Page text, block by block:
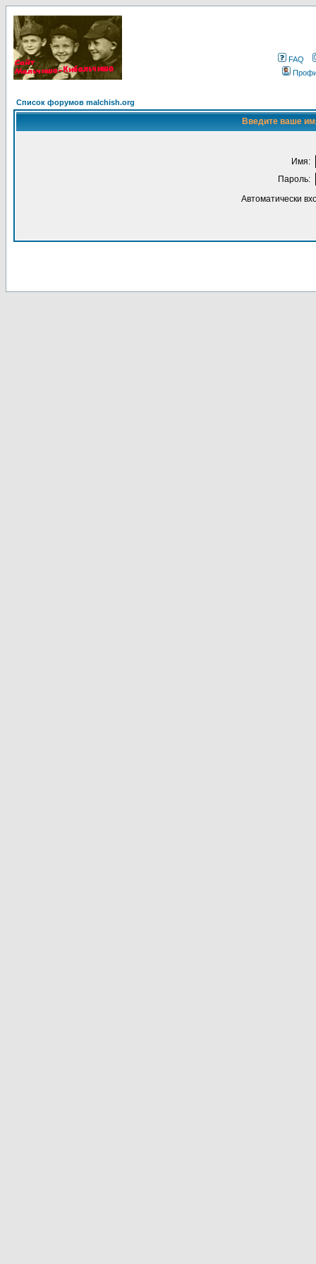
FAQ
Список форумов malchish.org
Введите ваше
Имя:
Пароль:
Автоматически